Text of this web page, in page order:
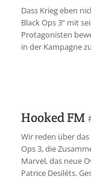
Jobs
Discord
Dass Krieg eben
Black Ops 3“ mit
Protagonisten
in der Kampagne
Hooked FM
Wir reden über
Ops 3, die
Marvel, das neue
Patrice Desiléts.